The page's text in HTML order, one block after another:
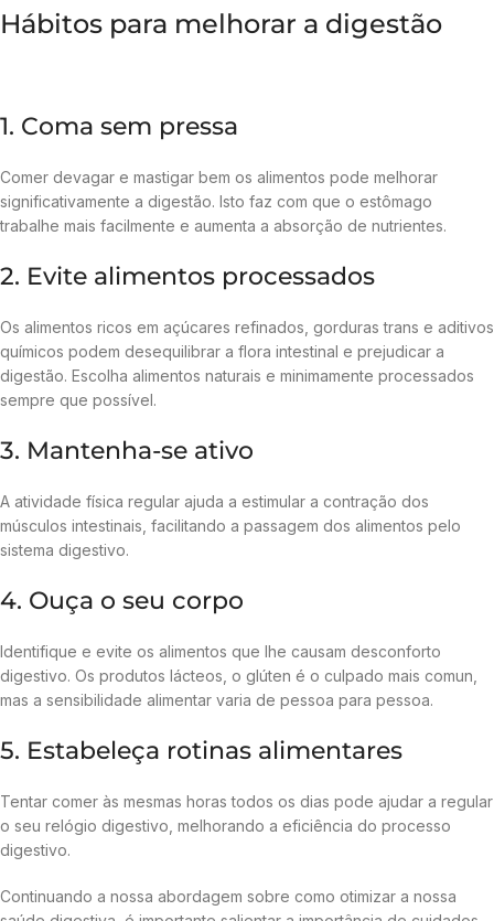
Hábitos para melhorar a digestão
1. Coma sem pressa
Comer devagar e mastigar bem os alimentos pode melhorar
significativamente a digestão. Isto faz com que o estômago
trabalhe mais facilmente e aumenta a absorção de nutrientes.
2. Evite alimentos processados
Os alimentos ricos em açúcares refinados, gorduras trans e aditivos
químicos podem desequilibrar a flora intestinal e prejudicar a
digestão. Escolha alimentos naturais e minimamente processados
sempre que possível.
3. Mantenha-se ativo
A atividade física regular ajuda a estimular a contração dos
músculos intestinais, facilitando a passagem dos alimentos pelo
sistema digestivo.
4. Ouça o seu corpo
Identifique e evite os alimentos que lhe causam desconforto
digestivo. Os produtos lácteos, o glúten é o culpado mais comun,
mas a sensibilidade alimentar varia de pessoa para pessoa.
5. Estabeleça rotinas alimentares
Tentar comer às mesmas horas todos os dias pode ajudar a regular
o seu relógio digestivo, melhorando a eficiência do processo
digestivo.
Continuando a nossa abordagem sobre como otimizar a nossa